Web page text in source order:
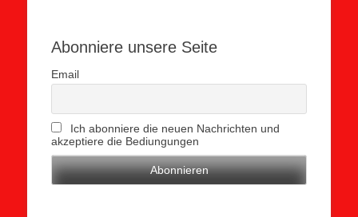
Abonniere unsere Seite
Email
Ich abonniere die neuen Nachrichten und
akzeptiere die Bediungungen